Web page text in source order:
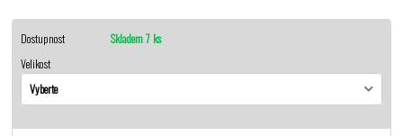
Dostupnost
Skladem 7 ks
Velikost